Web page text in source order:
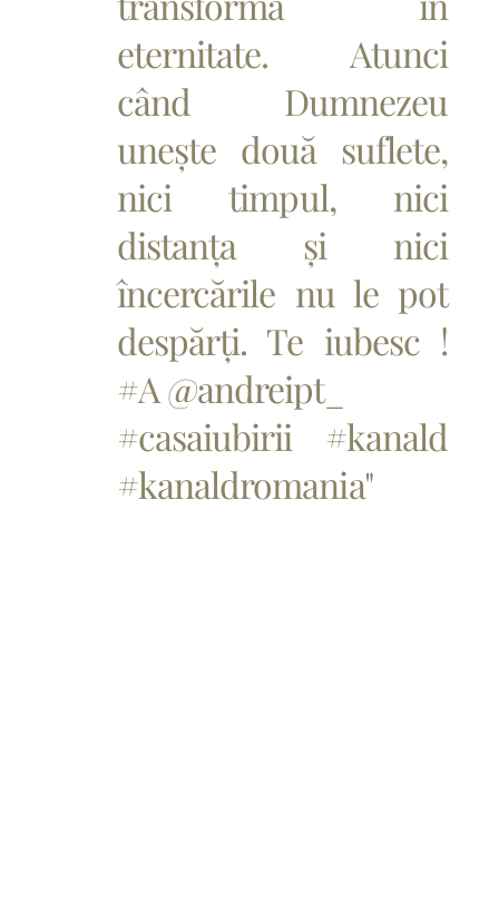
eternitate. Atunci
când Dumnezeu
unește două suflete,
nici timpul, nici
distanța și nici
încercările nu le pot
despărți. Te iubesc !
#A @andreipt_
#casaiubirii #kanald
#kanaldromania"